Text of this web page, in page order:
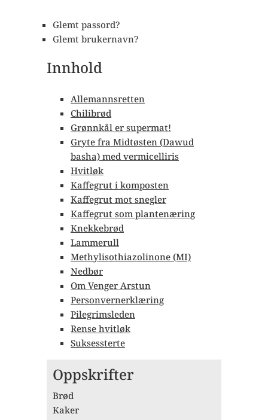
Glemt passord?
Glemt brukernavn?
Innhold
Allemannsretten
Chilibrød
Grønnkål er supermat!
Gryte fra Midtøsten (Dawud
basha) med vermicelliris
Hvitløk
Kaffegrut i komposten
Kaffegrut mot snegler
Kaffegrut som plantenæring
Knekkebrød
Lammerull
Methylisothiazolinone (MI)
Nedbør
Om Venger Arstun
Personvernerklæring
Pilegrimsleden
Rense hvitløk
Suksessterte
Oppskrifter
Brød
Kaker